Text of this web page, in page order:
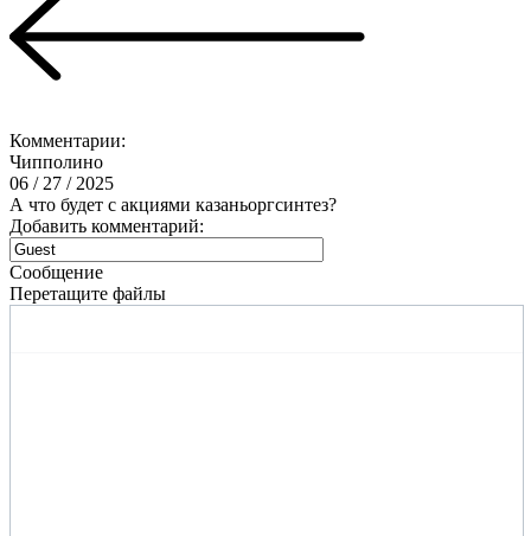
Комментарии:
Чипполино
06 / 27 / 2025
А что будет с акциями казаньоргсинтез?
Добавить комментарий:
Сообщение
Перетащите файлы